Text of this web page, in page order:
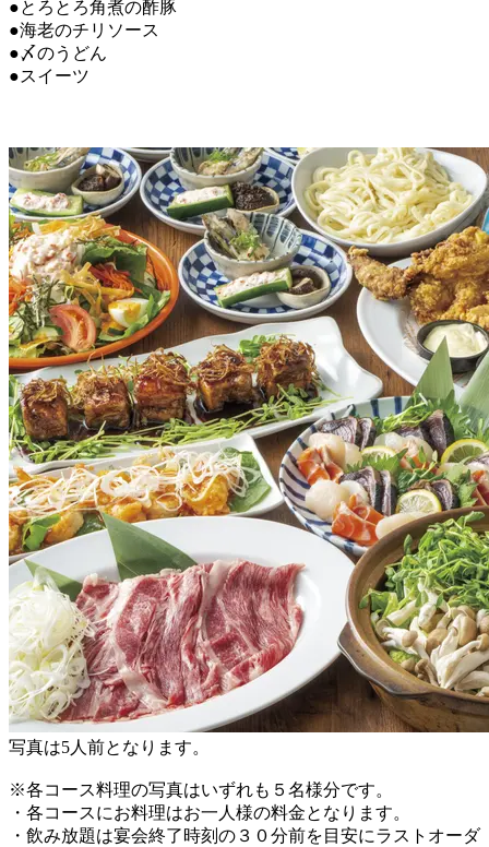
●とろとろ角煮の酢豚
●海老のチリソース
●〆のうどん
●スイーツ
写真は5人前となります。
※各コース料理の写真はいずれも５名様分です。
・各コースにお料理はお一人様の料金となります。
・飲み放題は宴会終了時刻の３０分前を目安にラストオーダ